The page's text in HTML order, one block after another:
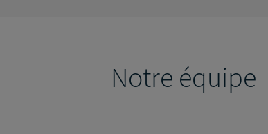
Notre équipe